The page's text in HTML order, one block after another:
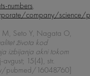
numbers,
company/science/
Seto Y, Nagata O,
života kod
izbijanja akni tokom
avgust; 15(4), str.
pubmed/16048760]